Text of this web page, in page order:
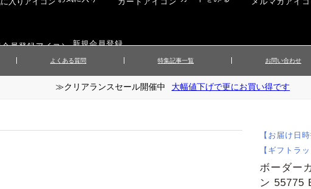
新規会員登録
▲メンズニット
▲レディーススカート ▲レディースボトムス
▲財布・キーケース
よくある質問 特集記事一覧 お問い合わせ
≫クリアランスセール開催中 大幅値下げで更にお買い得です
【お届け日
【ギフトラ
ボーダー
ン 55775